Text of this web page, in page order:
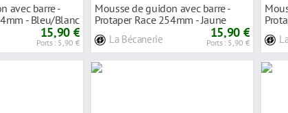
avec barre -
- Bleu/Blanc
15,90 €
Ports : 5,90 €
Mousse de guidon avec barre -
Protaper Race 254mm - Jaune
La Bécanerie 15,90 €
Ports : 5,90 €